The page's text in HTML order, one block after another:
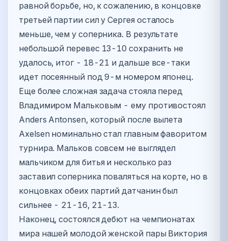
равной борьбе, но, к сожалению, в концовке
третьей партии сил у Сергея осталось
меньше, чем у соперника. В результате
небольшой перевес 13-10 сохранить не
удалось, итог - 18-21 и дальше все-таки
идет посеянный под 9-м номером японец.
Еще более сложная задача стояла перед
Владимиром Мальковым - ему противостоял
Anders Antonsen, который после вылета
Axelsen номинально стал главным фаворитом
турнира. Мальков совсем не выглядел
мальчиком для битья и несколько раз
заставил соперника поваляться на корте, но в
концовках обеих партий датчанин был
сильнее - 21-16, 21-13.
Наконец, состоялся дебют на чемпионатах
мира нашей молодой женской пары Виктория